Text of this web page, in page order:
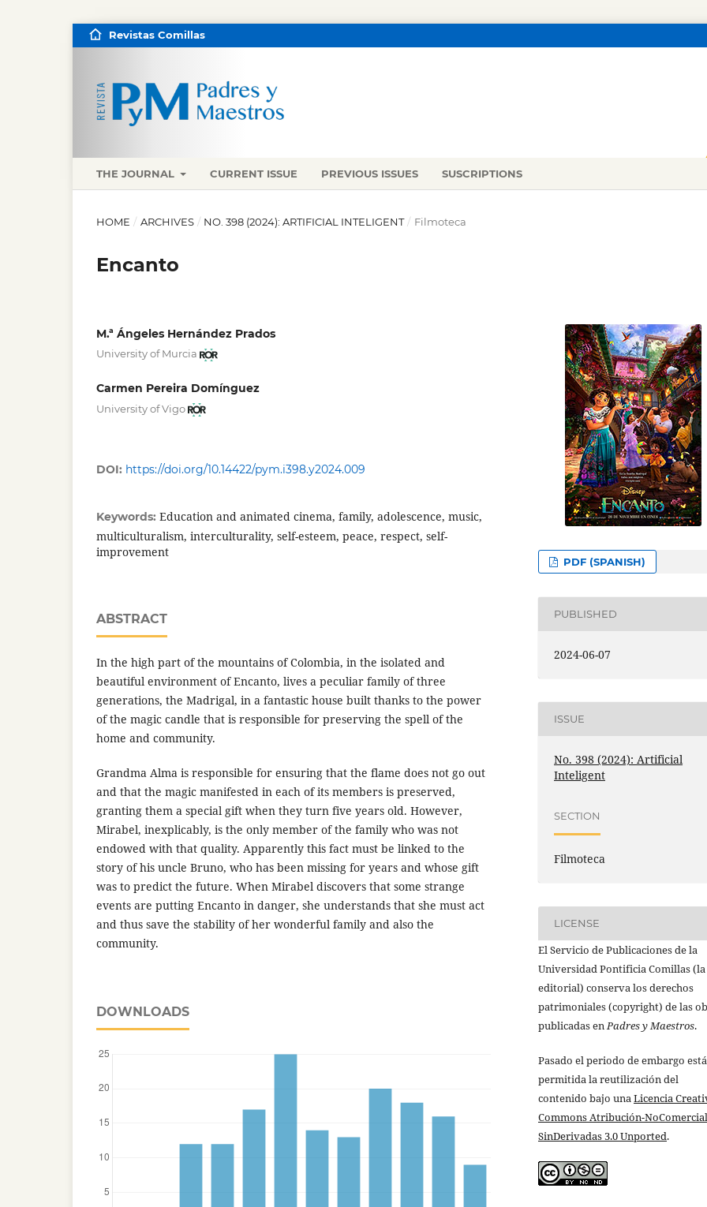
THE JOURNAL CURRENT ISSUE PREVIOUS ISSUES SUSCRIPTIONS
Revistas Comillas
HOME / ARCHIVES / NO. 398 (2024): ARTIFICIAL INTELIGENT / Filmoteca
Encanto
M.ª Ángeles Hernández Prados
University of Murcia
Carmen Pereira Domínguez
University of Vigo
DOI: https://doi.org/10.14422/pym.i398.y2024.009
Keywords: Education and animated cinema, family, adolescence, music,
multiculturalism, interculturality, self-esteem, peace, respect, self-
improvement
ABSTRACT
In the high part of the mountains of Colombia, in the isolated and
beautiful environment of Encanto, lives a peculiar family of three
generations, the Madrigal, in a fantastic house built thanks to the power
of the magic candle that is responsible for preserving the spell of the
home and community.
Grandma Alma is responsible for ensuring that the flame does not go out
and that the magic manifested in each of its members is preserved,
granting them a special gift when they turn five years old. However,
Mirabel, inexplicably, is the only member of the family who was not
endowed with that quality. Apparently this fact must be linked to the
story of his uncle Bruno, who has been missing for years and whose gift
was to predict the future. When Mirabel discovers that some strange
events are putting Encanto in danger, she understands that she must act
and thus save the stability of her wonderful family and also the
community.
DOWNLOADS
PDF (SPANISH)
PUBLISHED
2024-06-07
ISSUE
No. 398 (2024): Artificial
Inteligent
SECTION
Filmoteca
LICENSE
El Servicio de Publicaciones de la
Universidad Pontificia Comillas (la
editorial) conserva los derechos
patrimoniales (copyright) de las
publicadas enPadres y Maestros.
Pasado el periodo de embargo está
permitida la reutilización del
contenido bajo unaLicencia
Commons Atribución-
SinDerivadas 3.0 Unported.